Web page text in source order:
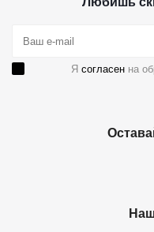
Я согласен на